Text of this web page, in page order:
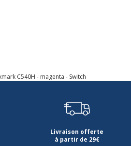
C540H - magenta - Switch
Livraison offerte
à partir de 29€